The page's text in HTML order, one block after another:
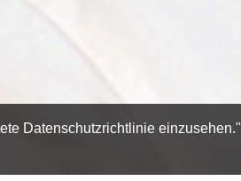
Datenschutzrichtlinie einzusehen."